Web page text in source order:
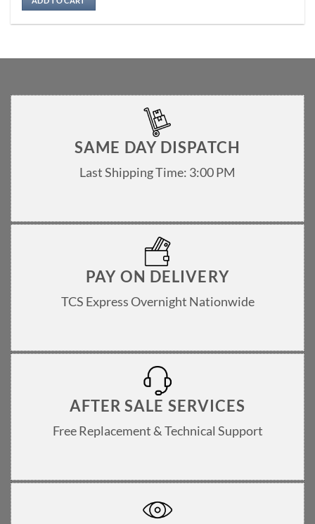
SAME DAY DISPATCH
Last Shipping Time: 3:00 PM
PAY ON DELIVERY
TCS Express Overnight Nationwide
AFTER SALE SERVICES
Free Replacement & Technical Support